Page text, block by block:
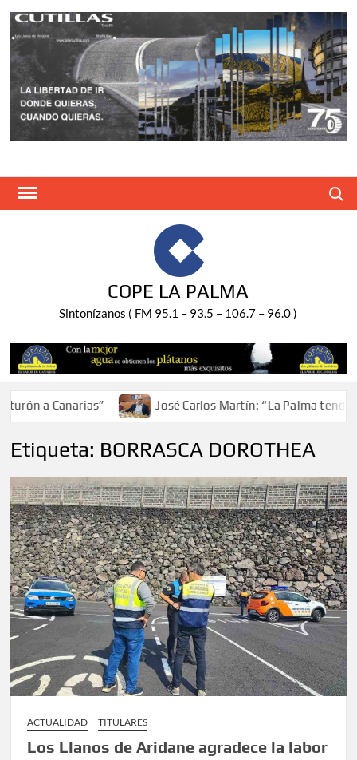
Saltar
contenido
COPE LA PALMA
Sintonízanos ( FM 95.1 – 93.5 – 106.7 – 96.0 )
a Canarias” José Carlos Martín: “La Palma tendrá
Etiqueta: BORRASCA DOROTHEA
ACTUALIDAD TITULARES
Los Llanos de Aridane agradece la labor